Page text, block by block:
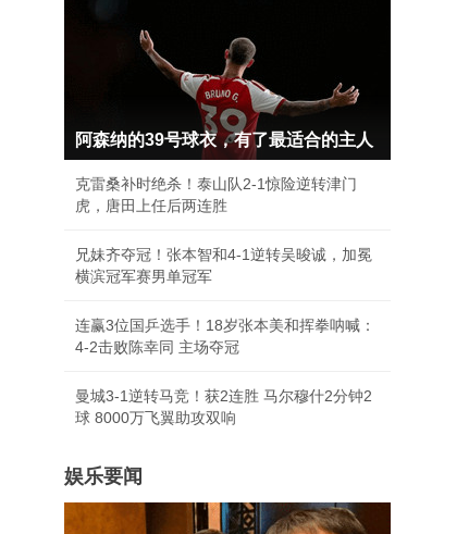
阿森纳的39号球衣，有了最适合的主人
克雷桑补时绝杀！泰山队2-1惊险逆转津门
虎，唐田上任后两连胜
兄妹齐夺冠！张本智和4-1逆转吴晙诚，加冕
横滨冠军赛男单冠军
连赢3位国乒选手！18岁张本美和挥拳呐喊：
4-2击败陈幸同 主场夺冠
曼城3-1逆转马竞！获2连胜 马尔穆什2分钟2
球 8000万飞翼助攻双响
娱乐要闻